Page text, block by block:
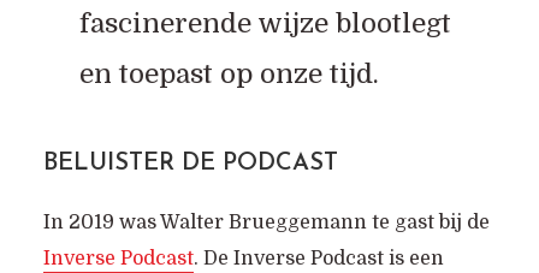
fascinerende wijze blootlegt
en toepast op onze tijd.
BELUISTER DE PODCAST
In 2019 was Walter Brueggemann te gast bij de
Inverse Podcast. De Inverse Podcast is een